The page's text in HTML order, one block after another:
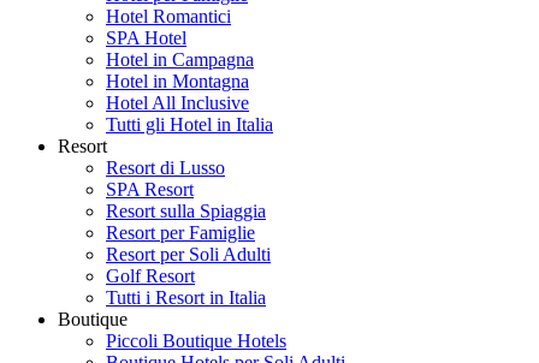
Hotel Romantici
SPA Hotel
Hotel in Campagna
Hotel in Montagna
Hotel All Inclusive
Tutti gli Hotel in Italia
Resort
Resort di Lusso
SPA Resort
Resort sulla Spiaggia
Resort per Famiglie
Resort per Soli Adulti
Golf Resort
Tutti i Resort in Italia
Boutique
Piccoli Boutique Hotels